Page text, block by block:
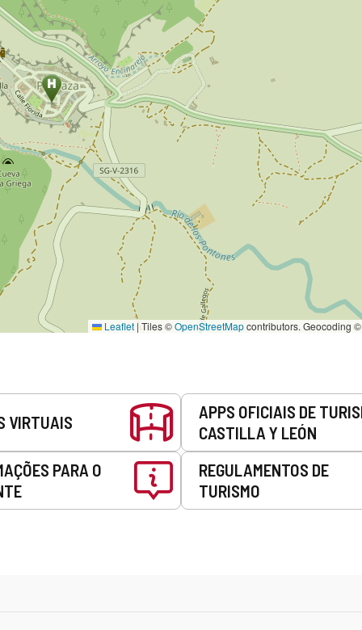
Leaflet |Tiles ©OpenStreetMapcontributors. Geocoding ©
VIRTUAIS
APPS OFICIAIS DE
CASTILLA Y LEÓN
PARA O
REGULAMENTOS DE
TURISMO